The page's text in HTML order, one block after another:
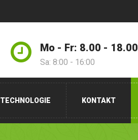
Mo - Fr: 8.00 - 18.00
Sa: 8:00 - 16:00
TECHNOLOGIE KONTAKT